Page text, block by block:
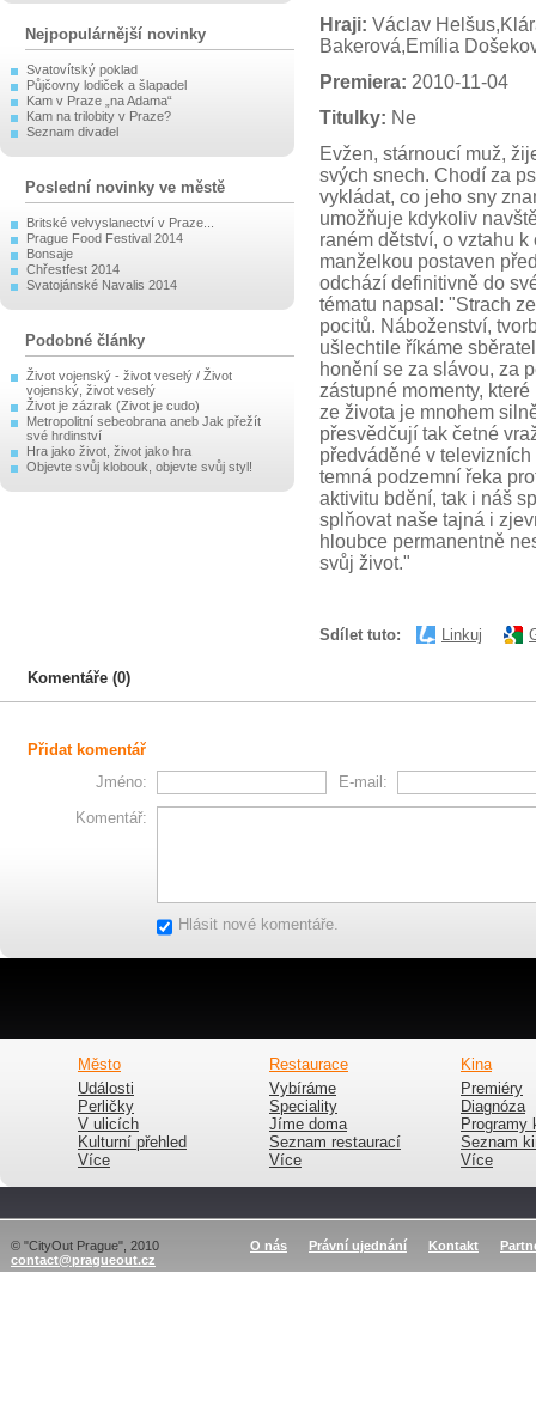
Hraji: Václav
Bakerová,Emília
Premiera: 2010-11-04
Titulky: Ne
Evžen, stárnoucí muž,
svých snech. Chodí za
vykládat, co jeho sny
umožňuje kdykoliv
raném dětství, o vztahu
manželkou postaven
odchází definitivně do
tématu napsal: "Strach
pocitů. Náboženství,
ušlechtile říkáme
honění se za slávou, za
zástupné momenty,
ze života je mnohem
přesvědčují tak četné
předváděné v
temná podzemní řeka
aktivitu bdění, tak i náš
splňovat naše tajná i
hloubce permanentně
svůj život."
Sdílet tuto: Linkuj
Nejpopulárnější novinky
Svatovítský poklad
Půjčovny lodiček a šlapadel
Kam v Praze „na Adama“
Kam na trilobity v Praze?
Seznam divadel
Poslední novinky ve městě
Britské velvyslanectví v Praze...
Prague Food Festival 2014
Bonsaje
Chřestfest 2014
Svatojánské Navalis 2014
Podobné články
Život vojenský - život veselý / Život
vojenský, život veselý
Život je zázrak (Zivot je cudo)
Metropolitní sebeobrana aneb Jak přežít
své hrdinství
Hra jako život, život jako hra
Objevte svůj klobouk, objevte svůj styl!
Komentáře (0)
Přidat komentář
Jméno:
E-mail:
Komentář:
Hlásit nové komentáře.
Město
Události
Perličky
V ulicích
Kulturní přehled
Více
Restaurace
Vybíráme
Speciality
Jíme doma
Seznam restaurací
Více
Kina
Premiéry
Diagnóza
Programy
Seznam
Více
© "CityOut Prague", 2010
contact@pragueout.cz
O nás Právní ujednání Kontakt